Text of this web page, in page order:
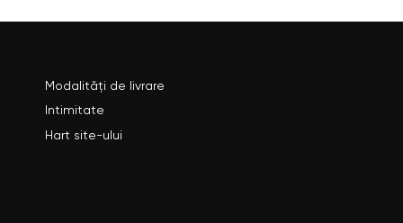
Modalități de livrare
Intimitate
Hart site-ului